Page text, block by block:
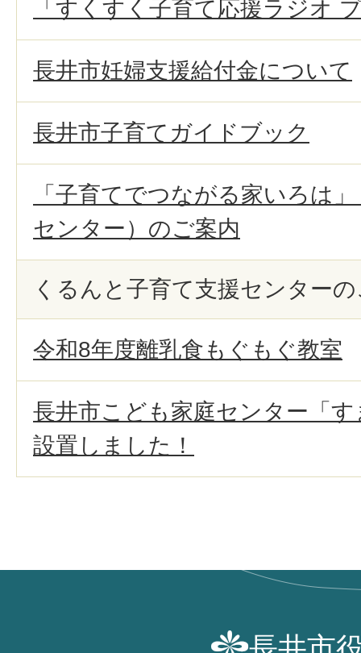
「すくすく子育て応援ラジオ
長井市妊婦支援給付金について
長井市子育てガイドブック
「子育てでつながる家いろは
センター）のご案内
くるんと子育て支援センター
令和8年度離乳食もぐもぐ教室
長井市こども家庭センター「
設置しました！